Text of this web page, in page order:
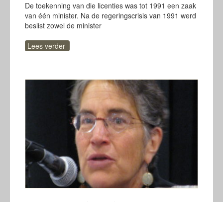
De toekenning van die licenties was tot 1991 een zaak
van één minister. Na de regeringscrisis van 1991 werd
beslist zowel de minister
Lees verder